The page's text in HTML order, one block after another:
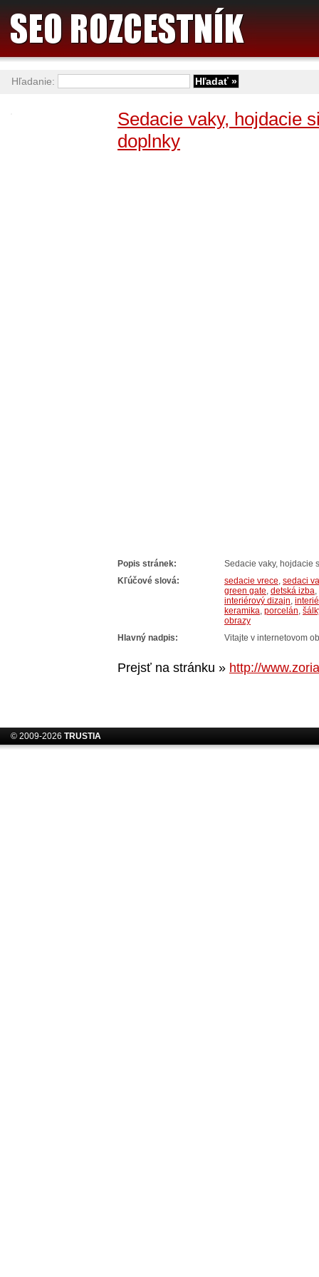
Sedacie vaky, hojdacie
doplnky
Popis stránek:
Sedacie vaky, hojdacie
Kľúčové slová:
sedacie vrece, sedaci
green gate, detská izba,
interiérový dizajn,
keramika, porcelán,
obrazy
Hlavný nadpis:
Vitajte v internetovom
Prejsť na stránku » http://
Hľadanie:
© 2009-2026 TRUSTIA